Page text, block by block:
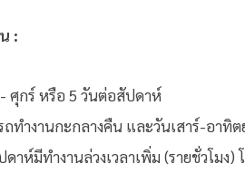
:
ศุกร์ หรือ 5 วันต่อสัปดาห์
ถทำงานกะกลางคืน และวันเสาร์-อาทิ
ดาห์มีทำงานล่วงเวลาเพิ่ม (รายชั่วโมง